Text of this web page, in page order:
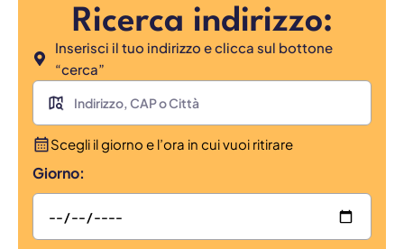
Ricerca indirizzo:
Inserisci il tuo indirizzo e clicca sul bottone
“cerca”
Scegli il giorno e l’ora in cui vuoi ritirare
Giorno: